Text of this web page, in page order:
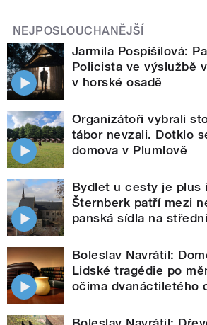
NEJPOSLOUCHANĚJŠÍ
Jarmila Pospíšilová:
Policista ve výslužbě
v horské osadě
Organizátoři vybrali
tábor nevzali. Dotklo
domova v Plumlově
Bydlet u cesty je plus
Šternberk patří mezi
panská sídla na
Boleslav Navrátil:
Lidské tragédie po
očima dvanáctiletého